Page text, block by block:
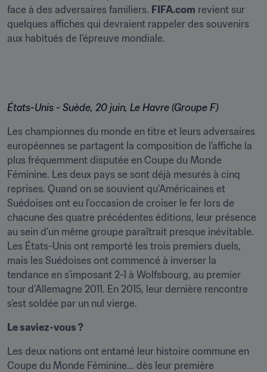
face à des adversaires familiers. FIFA.com revient sur
quelques affiches qui devraient rappeler des souvenirs
aux habitués de l’épreuve mondiale.
États-Unis - Suède, 20 juin, Le Havre (Groupe F)
Les championnes du monde en titre et leurs adversaires
européennes se partagent la composition de l’affiche la
plus fréquemment disputée en Coupe du Monde
Féminine. Les deux pays se sont déjà mesurés à cinq
reprises. Quand on se souvient qu’Américaines et
Suédoises ont eu l’occasion de croiser le fer lors de
chacune des quatre précédentes éditions, leur présence
au sein d’un même groupe paraîtrait presque inévitable.
Les États-Unis ont remporté les trois premiers duels,
mais les Suédoises ont commencé à inverser la
tendance en s’imposant 2-1 à Wolfsbourg, au premier
tour d’Allemagne 2011. En 2015, leur dernière rencontre
s’est soldée par un nul vierge.
Le saviez-vous ?
Les deux nations ont entamé leur histoire commune en
Coupe du Monde Féminine... dès leur première